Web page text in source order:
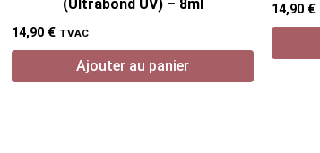
(Ultrabond UV) – 8ml
14,90 € TVAC
Ajouter au panier
14,90 €